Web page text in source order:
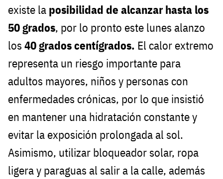
existe la posibilidad de alcanzar hasta los
50 grados, por lo pronto este lunes alanzo
los 40 grados centígrados. El calor extremo
representa un riesgo importante para
adultos mayores, niños y personas con
enfermedades crónicas, por lo que insistió
en mantener una hidratación constante y
evitar la exposición prolongada al sol.
Asimismo, utilizar bloqueador solar, ropa
ligera y paraguas al salir a la calle, además